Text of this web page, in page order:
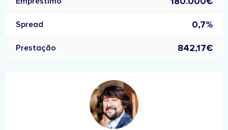
Spread 0,7%
Prestação 842,17€